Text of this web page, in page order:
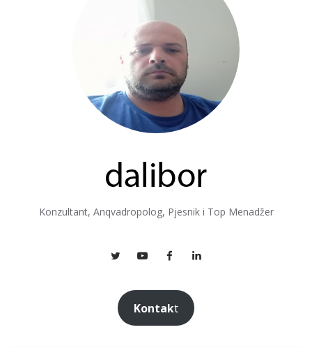
Konzultant, Anqvadropolog, Pjesnik i Top Menadžer
Kontakt